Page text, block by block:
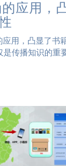
应用，
应用，凸显了书
是传播知识的重
键媒介。特别是
系到他们的认